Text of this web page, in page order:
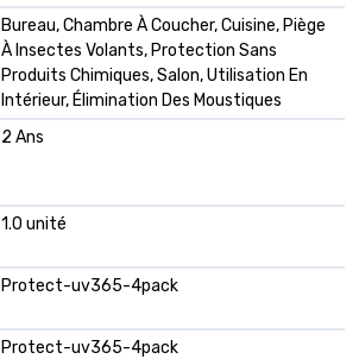
Bureau, Chambre À Coucher, Cuisine, Piège
À Insectes Volants, Protection Sans
Produits Chimiques, Salon, Utilisation En
Intérieur, Élimination Des Moustiques
2 Ans
1.0 unité
Protect-uv365-4pack
Protect-uv365-4pack